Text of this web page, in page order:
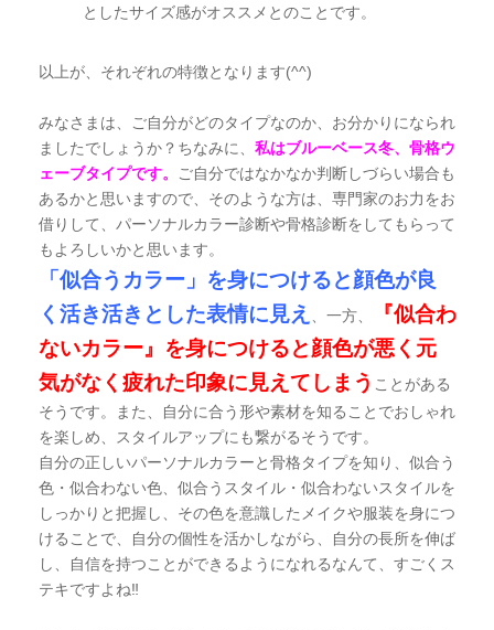
としたサイズ感がオススメとのことです。
以上が、それぞれの特徴となります(^^)
みなさまは、ご自分がどのタイプなのか、お分かりになられ
ましたでしょうか？ちなみに、 私はブルーベース冬、骨格ウ
ェーブタイプです。
ご自分ではなかなか判断しづらい場合も
あるかと思いますので、そのような方は、専門家のお力をお
借りして、パーソナルカラー診断や骨格診断をしてもらって
もよろしいかと思います。
「似合うカラー」を身につけると顔色が良
く活き活きとした表情に見え
、一方、
『似合わ
ないカラー』を身につけると顔色が悪く元
気がなく疲れた印象に見えてしまう ことがある
そうです。また、自分に合う形や素材を知ることでおしゃれ
を楽しめ、スタイルアップにも繋がるそうです。
自分の正しいパーソナルカラーと骨格タイプを知り、似合う
色・似合わない色、似合うスタイル・似合わないスタイルを
しっかりと把握し、その色を意識したメイクや服装を身につ
けることで、自分の個性を活かしながら、自分の長所を伸ば
し、自信を持つことができるようになれるなんて、すごくス
テキですよね‼︎